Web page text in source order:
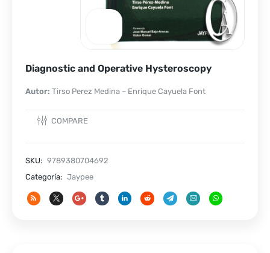
Diagnostic and Operative Hysteroscopy
Autor: Tirso Perez Medina – Enrique Cayuela Font
COMPARE
SKU: 9789380704692
Categoría: Jaypee